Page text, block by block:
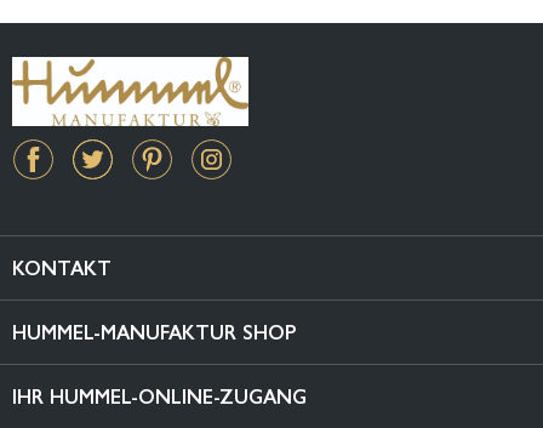
KONTAKT
HUMMEL-MANUFAKTUR SHOP
IHR HUMMEL-ONLINE-ZUGANG